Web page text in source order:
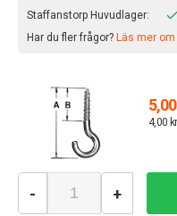
Staffanstorp Huvudlager:
Har du fler frågor? Läs mer
4,00
- +